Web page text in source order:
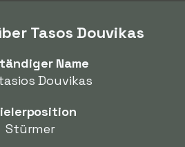
Tasos Douvikas
Name
Douvikas
Stürmer